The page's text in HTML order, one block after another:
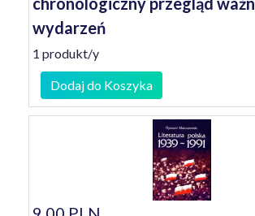
wydarzeń
1 produkt/y
Dodaj do Koszyka